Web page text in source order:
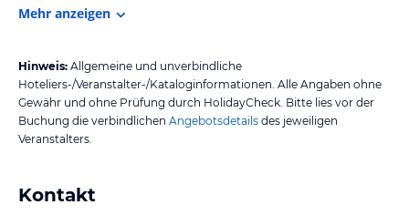
Mehr anzeigen
Hinweis: Allgemeine und unverbindliche
Hoteliers-/Veranstalter-/Kataloginformationen. Alle Angaben ohne
Gewähr und ohne Prüfung durch HolidayCheck. Bitte lies vor der
Buchung die verbindlichen Angebotsdetails des jeweiligen
Veranstalters.
Kontakt